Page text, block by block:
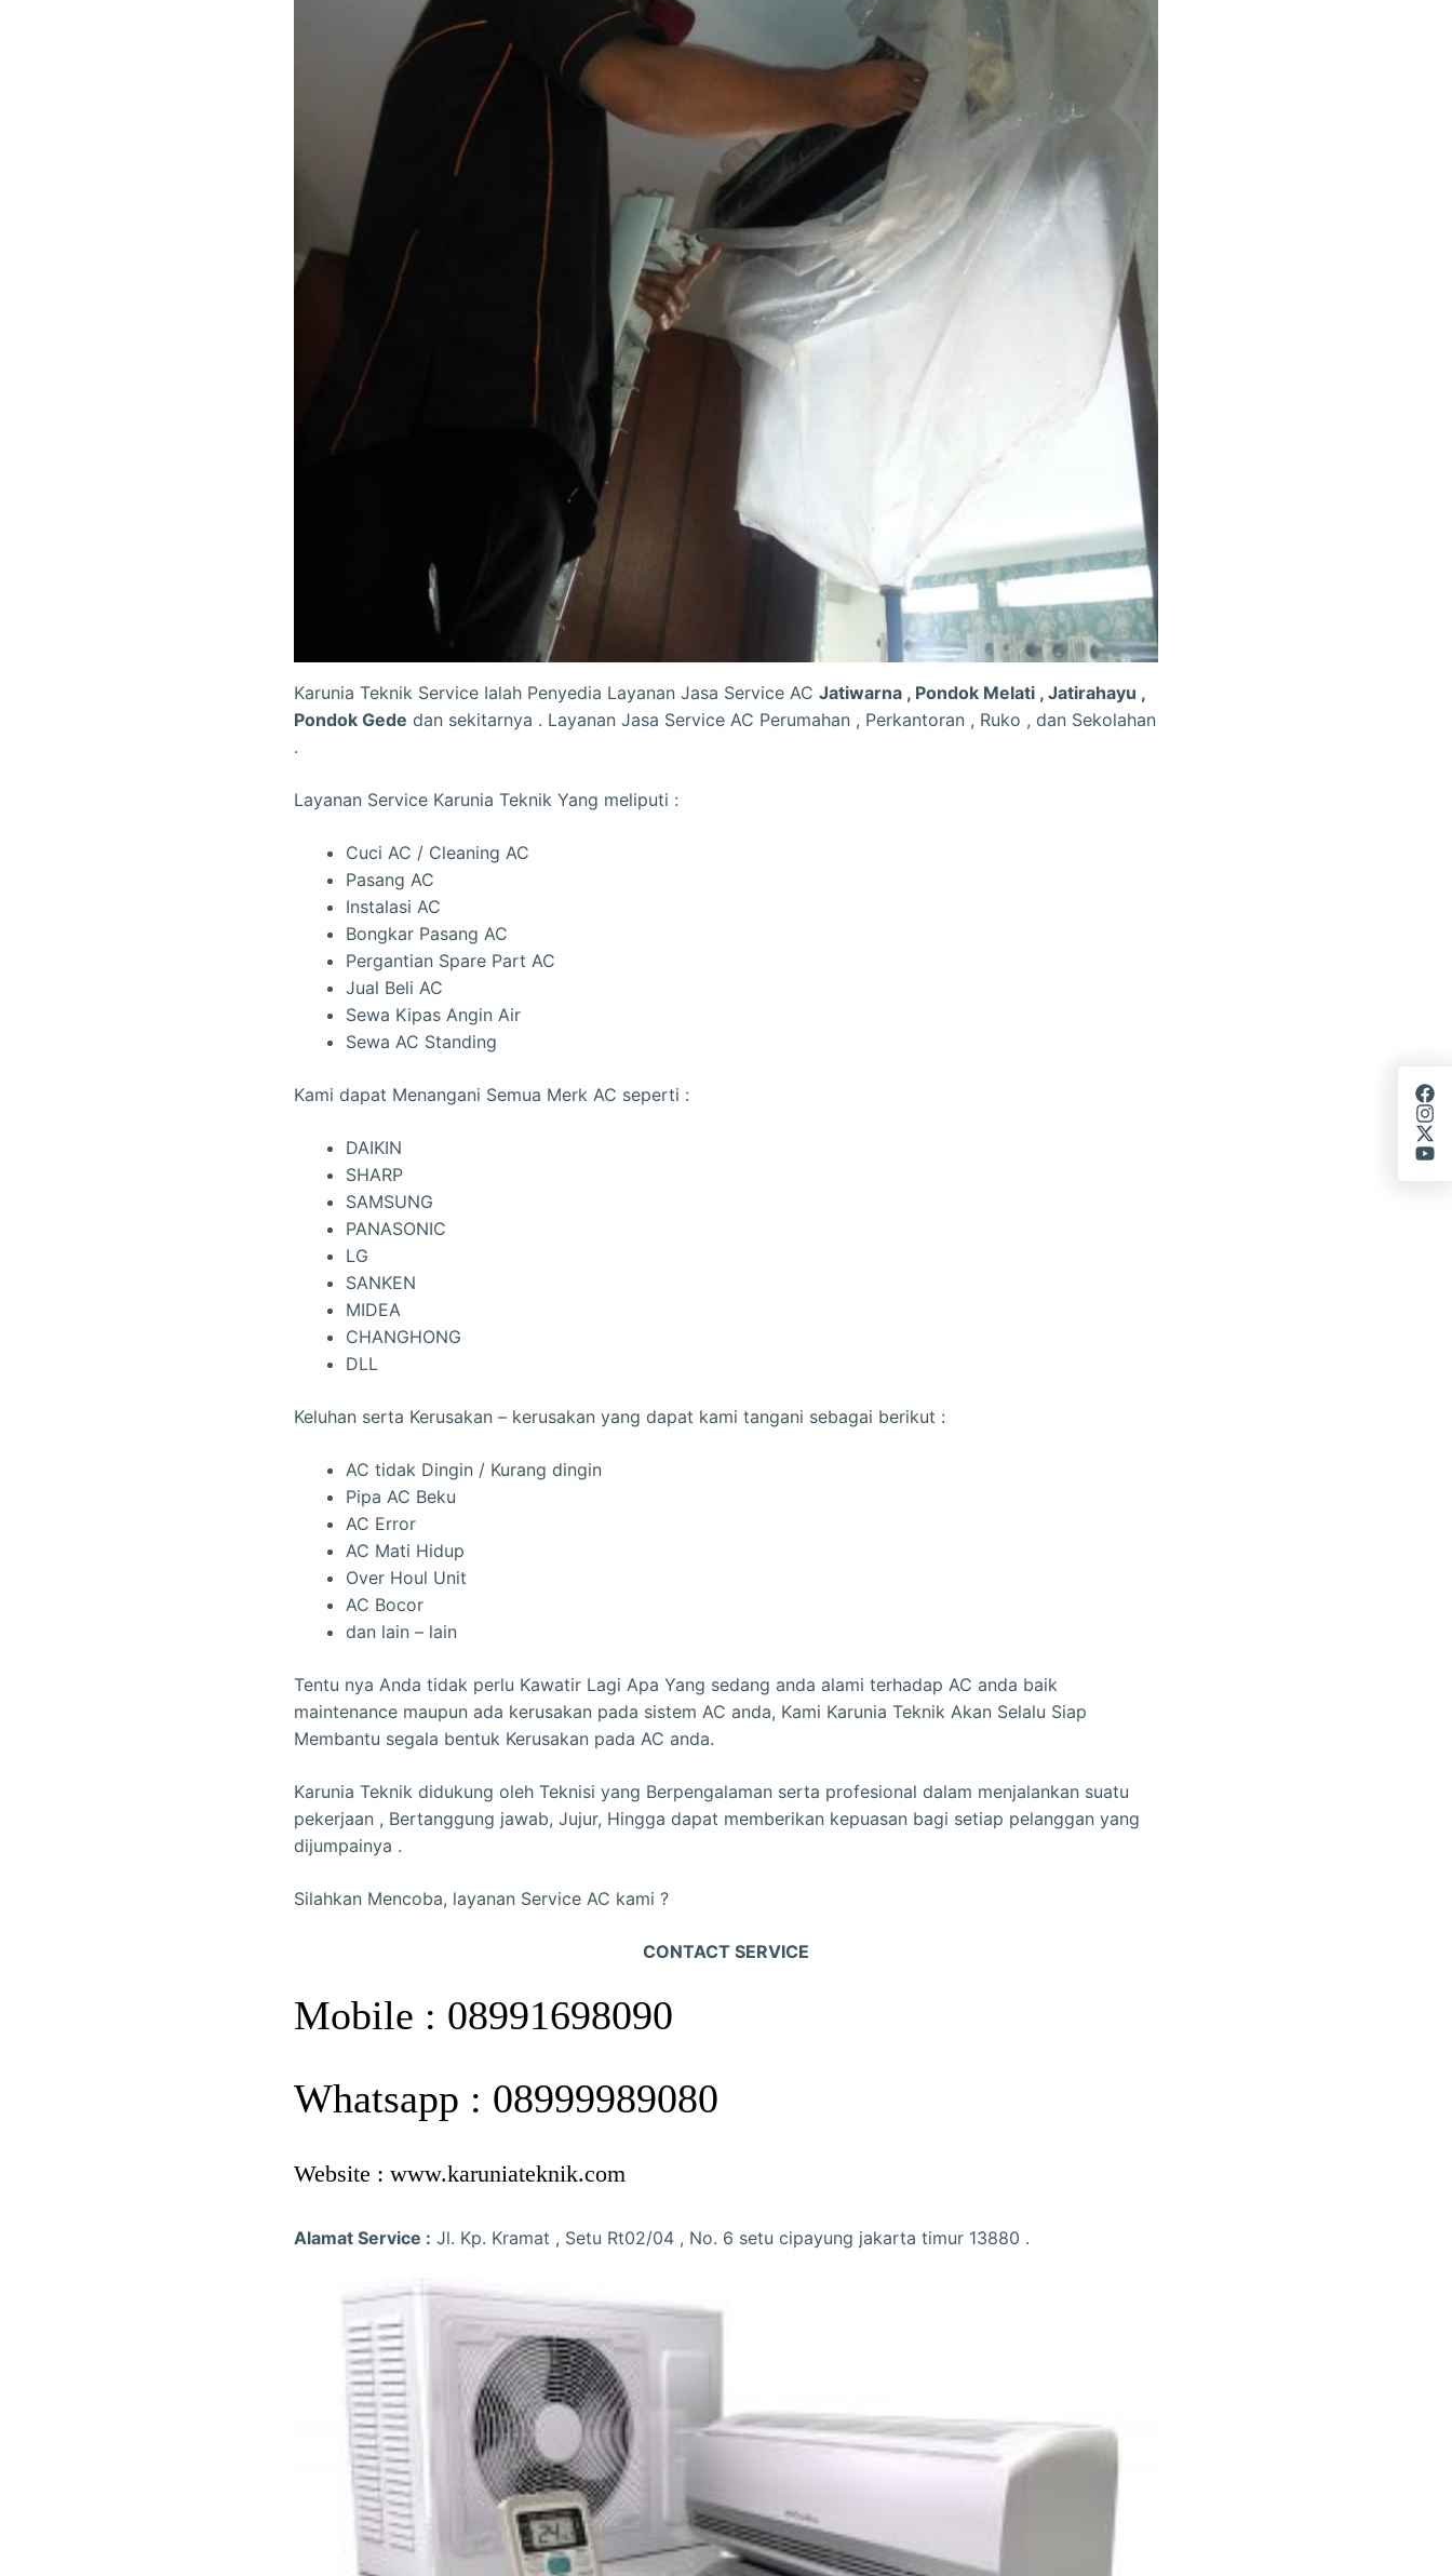
Karunia Teknik Service Ialah Penyedia Layanan Jasa Service AC Jatiwarna , Pondok Melati , Jatirahayu ,
Pondok Gede dan sekitarnya . Layanan Jasa Service AC Perumahan , Perkantoran , Ruko , dan Sekolahan
.
Layanan Service Karunia Teknik Yang meliputi :
Cuci AC / Cleaning AC
Pasang AC
Instalasi AC
Bongkar Pasang AC
Pergantian Spare Part AC
Jual Beli AC
Sewa Kipas Angin Air
Sewa AC Standing
Kami dapat Menangani Semua Merk AC seperti :
DAIKIN
SHARP
SAMSUNG
PANASONIC
LG
SANKEN
MIDEA
CHANGHONG
DLL
Keluhan serta Kerusakan – kerusakan yang dapat kami tangani sebagai berikut :
AC tidak Dingin / Kurang dingin
Pipa AC Beku
AC Error
AC Mati Hidup
Over Houl Unit
AC Bocor
dan lain – lain
Tentu nya Anda tidak perlu Kawatir Lagi Apa Yang sedang anda alami terhadap AC anda baik
maintenance maupun ada kerusakan pada sistem AC anda, Kami Karunia Teknik Akan Selalu Siap
Membantu segala bentuk Kerusakan pada AC anda.
Karunia Teknik didukung oleh Teknisi yang Berpengalaman serta profesional dalam menjalankan suatu
pekerjaan , Bertanggung jawab, Jujur, Hingga dapat memberikan kepuasan bagi setiap pelanggan yang
dijumpainya .
Silahkan Mencoba, layanan Service AC kami ?
CONTACT SERVICE
Mobile : 08991698090
Whatsapp : 08999989080
Website : www.karuniateknik.com
Alamat Service : Jl. Kp. Kramat , Setu Rt02/04 , No. 6 setu cipayung jakarta timur 13880 .